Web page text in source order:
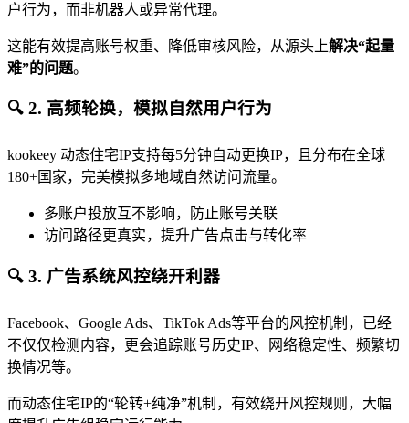
户行为，而非机器人或异常代理。
这能有效提高账号权重、降低审核风险，从源头上解决“起量
难”的问题。
🔍 2. 高频轮换，模拟自然用户行为
kookeey 动态住宅IP支持每5分钟自动更换IP，且分布在全球
180+国家，完美模拟多地域自然访问流量。
多账户投放互不影响，防止账号关联
访问路径更真实，提升广告点击与转化率
🔍 3. 广告系统风控绕开利器
Facebook、Google Ads、TikTok Ads等平台的风控机制，已经
不仅仅检测内容，更会追踪账号历史IP、网络稳定性、频繁切
换情况等。
而动态住宅IP的“轮转+纯净”机制，有效绕开风控规则，大幅